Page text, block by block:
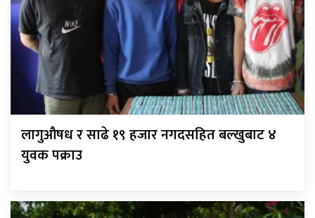
लागुऔषध र साढे १९ हजार नगदसहित बल्खुबाट ४
युवक पक्राउ